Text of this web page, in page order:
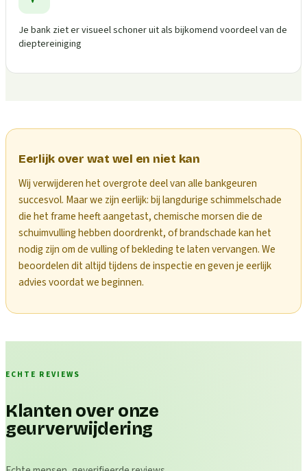
Je bank ziet er visueel schoner uit als bijkomend voordeel van de
dieptereiniging
Eerlijk over wat wel en niet kan
Wij verwijderen het overgrote deel van alle bankgeuren
succesvol. Maar we zijn eerlijk: bij langdurige schimmelschade
die het frame heeft aangetast, chemische morsen die de
schuimvulling hebben doordrenkt, of brandschade kan het
nodig zijn om de vulling of bekleding te laten vervangen. We
beoordelen dit altijd tijdens de inspectie en geven je eerlijk
advies voordat we beginnen.
ECHTE REVIEWS
Klanten over onze
geurverwijdering